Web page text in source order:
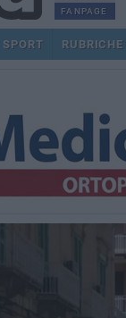
FANPAGE
SPORT RUBRICHE